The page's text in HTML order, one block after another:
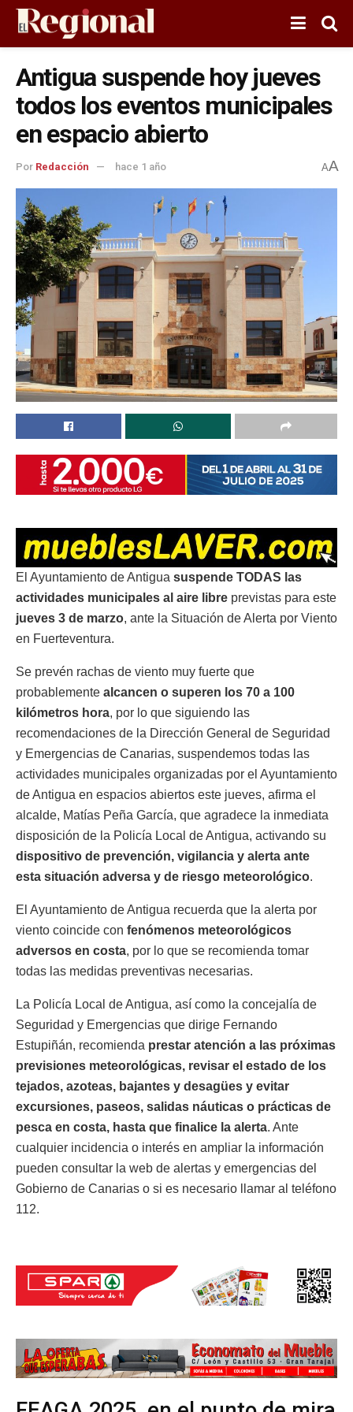
Antigua suspende hoy jueves
todos los eventos municipales
en espacio abierto
Por Redacción hace 1 año AA
El Ayuntamiento de Antigua suspende TODAS las
actividades municipales al aire libre previstas para este
jueves 3 de marzo, ante la Situación de Alerta por Viento
en Fuerteventura.
Se prevén rachas de viento muy fuerte que
probablemente alcancen o superen los 70 a 100
kilómetros hora, por lo que siguiendo las
recomendaciones de la Dirección General de Seguridad
y Emergencias de Canarias, suspendemos todas las
actividades municipales organizadas por el Ayuntamiento
de Antigua en espacios abiertos este jueves, afirma el
alcalde, Matías Peña García, que agradece la inmediata
disposición de la Policía Local de Antigua, activando su
dispositivo de prevención, vigilancia y alerta ante
esta situación adversa y de riesgo meteorológico.
El Ayuntamiento de Antigua recuerda que la alerta por
viento coincide con fenómenos meteorológicos
adversos en costa, por lo que se recomienda tomar
todas las medidas preventivas necesarias.
La Policía Local de Antigua, así como la concejalía de
Seguridad y Emergencias que dirige Fernando
Estupiñán, recomienda prestar atención a las próximas
previsiones meteorológicas, revisar el estado de los
tejados, azoteas, bajantes y desagües y evitar
excursiones, paseos, salidas náuticas o prácticas de
pesca en costa, hasta que finalice la alerta. Ante
cualquier incidencia o interés en ampliar la información
pueden consultar la web de alertas y emergencias del
Gobierno de Canarias o si es necesario llamar al teléfono
112.